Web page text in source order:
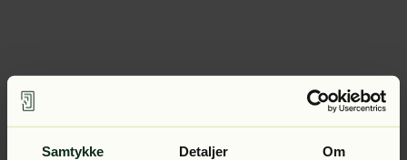
Samtykke Detaljer Om